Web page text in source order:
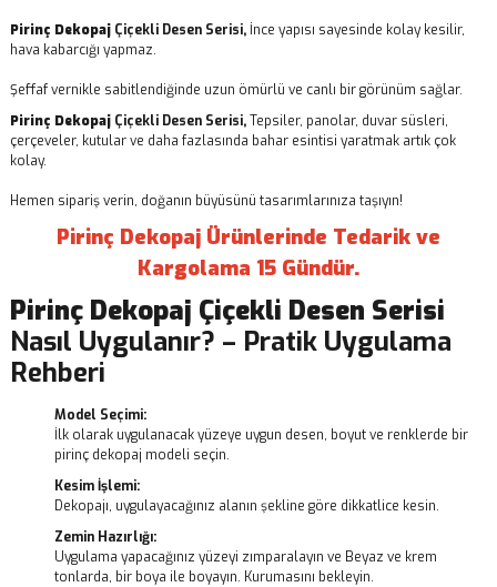
Pirinç Dekopaj Çiçekli Desen Serisi, İnce yapısı sayesinde kolay kesilir,
hava kabarcığı yapmaz.
Şeffaf vernikle sabitlendiğinde uzun ömürlü ve canlı bir görünüm sağlar.
Pirinç Dekopaj Çiçekli Desen Serisi,Tepsiler, panolar, duvar süsleri,
çerçeveler, kutular ve daha fazlasında bahar esintisi yaratmak artık çok
kolay.
Hemen sipariş verin, doğanın büyüsünü tasarımlarınıza taşıyın!
Pirinç Dekopaj Ürünlerinde Tedarik ve
Kargolama 15 Gündür.
Pirinç Dekopaj Çiçekli Desen Serisi
Nasıl Uygulanır? – Pratik Uygulama
Rehberi
Model Seçimi:
İlk olarak uygulanacak yüzeye uygun desen, boyut ve renklerde bir
pirinç dekopaj modeli seçin.
Kesim İşlemi:
Dekopajı, uygulayacağınız alanın şekline göre dikkatlice kesin.
Zemin Hazırlığı:
Uygulama yapacağınız yüzeyi zımparalayın ve Beyaz ve krem
tonlarda, bir boya ile boyayın. Kurumasını bekleyin.